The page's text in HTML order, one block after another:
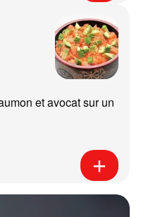
et avocat sur un